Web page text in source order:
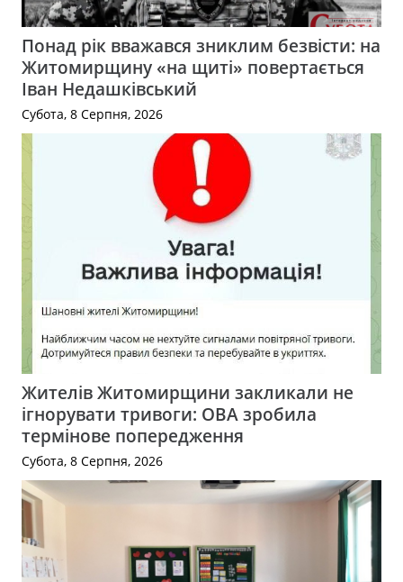
Понад рік вважався зниклим безвісти: на
Житомирщину «на щиті» повертається
Іван Недашківський
Субота, 8 Серпня, 2026
Жителів Житомирщини закликали не
ігнорувати тривоги: ОВА зробила
термінове попередження
Субота, 8 Серпня, 2026